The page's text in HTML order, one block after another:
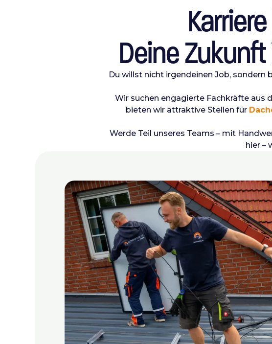
Deine
Du willst nicht irgendeinen Job,
Wir suchen engagierte Fachkräfte aus
bieten wir attraktive Stellen für
Werde Teil unseres Teams – mit
hier –